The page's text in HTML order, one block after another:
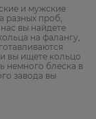
и мужские
разных проб,
вы найдете
на фалангу,
вы ищете кольцо
немного блеска в
завода вы